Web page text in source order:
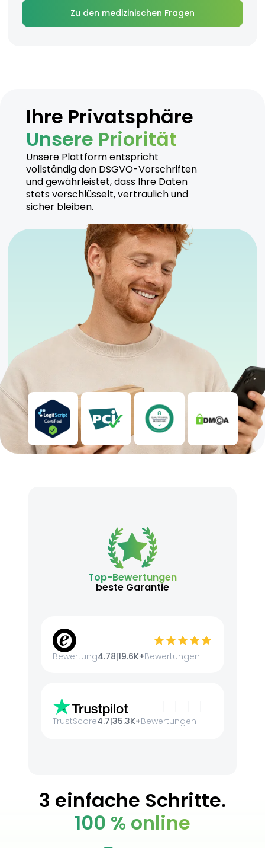
Zu den medizinischen Fragen
Ihre Privatsphäre
Unsere Priorität
Unsere Plattform entspricht
vollständig den DSGVO-Vorschriften
und gewährleistet, dass Ihre Daten
stets verschlüsselt, vertraulich und
sicher bleiben.
Top-Bewertungen
beste Garantie
Bewertung4.78|19.6K+Bewertungen
TrustScore4.7|35.3K+Bewertungen
3 einfache Schritte.
100 % online